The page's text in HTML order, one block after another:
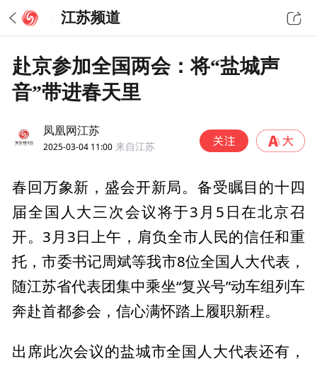
江苏频道
赴京参加全国两会：将“盐城声
音”带进春天里
凤凰网江苏
2025-03-04 11:00 来自江苏
春回万象新，盛会开新局。备受瞩目的十四
届全国人大三次会议将于3月5日在北京召
开。3月3日上午，肩负全市人民的信任和重
托，市委书记周斌等我市8位全国人大代表，
随江苏省代表团集中乘坐“复兴号”动车组列车
奔赴首都参会，信心满怀踏上履职新程。
出席此次会议的盐城市全国人大代表还有，